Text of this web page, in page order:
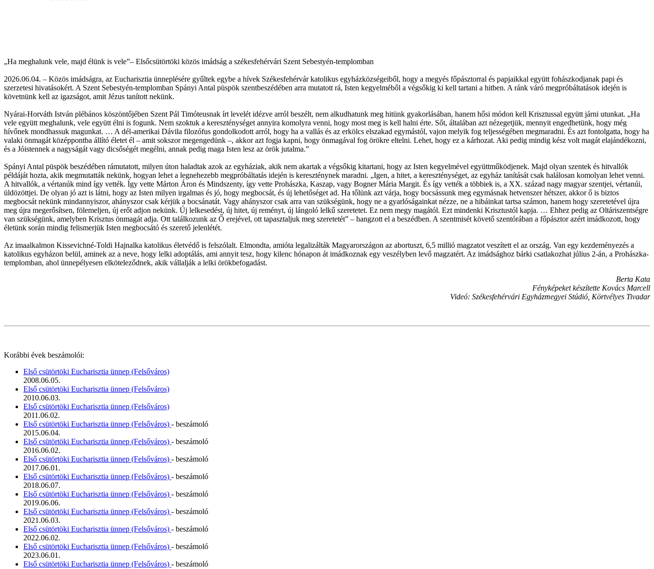
„Ha meghalunk vele, majd élünk is vele”– Elsőcsütörtöki közös imádság a székesfehérvári Szent Sebestyén-templomban
2026.06.04. – Közös imádságra, az Eucharisztia ünneplésére gyűltek egybe a hívek Székesfehérvár katolikus egyházközségeiből, hogy a megyés főpásztorral és papjaikkal együtt fohászkodjanak papi és
szerzetesi hivatásokért. A Szent Sebestyén-templomban Spányi Antal püspök szentbeszédében arra mutatott rá, Isten kegyelméből a végsőkig ki kell tartani a hitben. A ránk váró megpróbáltatások idején is
követnünk kell az igazságot, amit Jézus tanított nekünk.
Nyárai-Horváth István plébános köszöntőjében Szent Pál Timóteusnak írt levelét idézve arról beszélt, nem alkudhatunk meg hitünk gyakorlásában, hanem hősi módon kell Krisztussal együtt járni utunkat. „Ha
vele együtt meghalunk, vele együtt élni is fogunk. Nem szoktuk a kereszténységet annyira komolyra venni, hogy most meg is kell halni érte. Sőt, általában azt nézegetjük, mennyit engedhetünk, hogy még
hívőnek mondhassuk magunkat. … A dél-amerikai Dávila filozófus gondolkodott arról, hogy ha a vallás és az erkölcs elszakad egymástól, vajon melyik fog teljességében megmaradni. És azt fontolgatta, hogy ha
valaki önmagát középpontba állító életet él – amit sokszor megengedünk –, akkor azt fogja kapni, hogy önmagával fog örökre eltelni. Lehet, hogy ez a kárhozat. Aki pedig mindig kész volt magát elajándékozni,
és a Jóistennek a nagyságát vagy dicsőségét megélni, annak pedig maga Isten lesz az örök jutalma.”
Spányi Antal püspök beszédében rámutatott, milyen úton haladtak azok az egyháziak, akik nem akartak a végsőkig kitartani, hogy az Isten kegyelmével együttműködjenek. Majd olyan szentek és hitvallók
példáját hozta, akik megmutatták nekünk, hogyan lehet a legnehezebb megpróbáltatás idején is kereszténynek maradni. „Igen, a hitet, a kereszténységet, az egyház tanítását csak halálosan komolyan lehet venni.
A hitvallók, a vértanúk mind így vették. Így vette Márton Áron és Mindszenty, így vette Prohászka, Kaszap, vagy Bogner Mária Margit. És így vették a többiek is, a XX. század nagy magyar szentjei, vértanúi,
üldözöttjei. De olyan jó azt is látni, hogy az Isten milyen irgalmas és jó, hogy megbocsát, és új lehetőséget ad. Ha tőlünk azt várja, hogy bocsássunk meg egymásnak hetvenszer hétszer, akkor ő is biztos
megbocsát nekünk mindannyiszor, ahányszor csak kérjük a bocsánatát. Vagy ahányszor csak arra van szükségünk, hogy ne a gyarlóságainkat nézze, ne a hibáinkat tartsa számon, hanem hogy szeretetével újra
meg újra megerősítsen, fölemeljen, új erőt adjon nekünk. Új lelkesedést, új hitet, új reményt, új lángoló lelkű szeretetet. Ez nem megy magától. Ezt mindenki Krisztustól kapja. … Ehhez pedig az Oltáriszentségre
van szükségünk, amelyben Krisztus önmagát adja. Ott találkozunk az Ő erejével, ott tapasztaljuk meg szeretetét” – hangzott el a beszédben. A szentmisét követő szentórában a főpásztor azért imádkozott, hogy
életünk során mindig felismerjük Isten megbocsátó és szerető jelenlétét.
Az imaalkalmon Kissevichné-Toldi Hajnalka katolikus életvédő is felszólalt. Elmondta, amióta legalizálták Magyarországon az abortuszt, 6,5 millió magzatot veszített el az ország. Van egy kezdeményezés a
katolikus egyházon belül, aminek az a neve, hogy lelki adoptálás, ami annyit tesz, hogy kilenc hónapon át imádkoznak egy veszélyben levő magzatért. Az imádsághoz bárki csatlakozhat július 2-án, a Prohászka-
templomban, ahol ünnepélyesen elköteleződnek, akik vállalják a lelki örökbefogadást.
Berta Kata
Fényképeket készítette Kovács Marcell
Videó: Székesfehérvári Egyházmegyei Stúdió, Körtvélyes Tivadar
Korábbi évek beszámolói:
Első csütörtöki Eucharisztia ünnep (Felsőváros)
2008.06.05.
Első csütörtöki Eucharisztia ünnep (Felsőváros)
2010.06.03.
Első csütörtöki Eucharisztia ünnep (Felsőváros)
2011.06.02.
Első csütörtöki Eucharisztia ünnep (Felsőváros) - beszámoló
2015.06.04.
Első csütörtöki Eucharisztia ünnep (Felsőváros) - beszámoló
2016.06.02.
Első csütörtöki Eucharisztia ünnep (Felsőváros) - beszámoló
2017.06.01.
Első csütörtöki Eucharisztia ünnep (Felsőváros) - beszámoló
2018.06.07.
Első csütörtöki Eucharisztia ünnep (Felsőváros) - beszámoló
2019.06.06.
Első csütörtöki Eucharisztia ünnep (Felsőváros) - beszámoló
2021.06.03.
Első csütörtöki Eucharisztia ünnep (Felsőváros) - beszámoló
2022.06.02.
Első csütörtöki Eucharisztia ünnep (Felsőváros) - beszámoló
2023.06.01.
Első csütörtöki Eucharisztia ünnep (Felsőváros) - beszámoló